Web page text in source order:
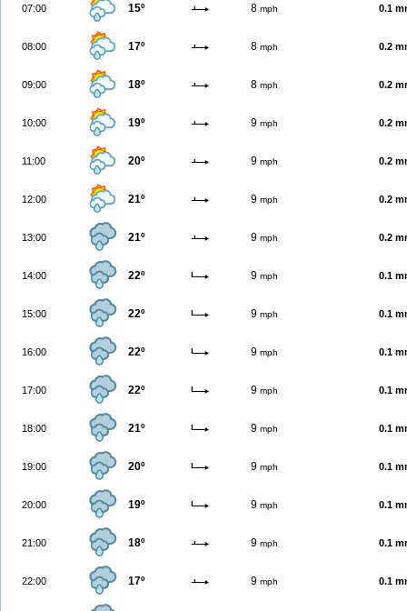
07:00 15º 8 mph 0.1
08:00 17º 8 mph 0.2
09:00 18º 8 mph 0.2
10:00 19º 9 mph 0.2
11:00 20º 9 mph 0.2
12:00 21º 9 mph 0.2
13:00 21º 9 mph 0.2
14:00 22º 9 mph 0.1
15:00 22º 9 mph 0.1
16:00 22º 9 mph 0.1
17:00 22º 9 mph 0.1
18:00 21º 9 mph 0.1
19:00 20º 9 mph 0.1
20:00 19º 9 mph 0.1
21:00 18º 9 mph 0.1
22:00 17º 9 mph 0.1